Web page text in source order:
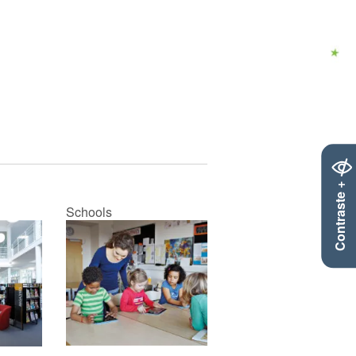
Contraste +
Schools